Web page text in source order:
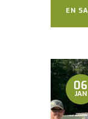
EN
06
JAN